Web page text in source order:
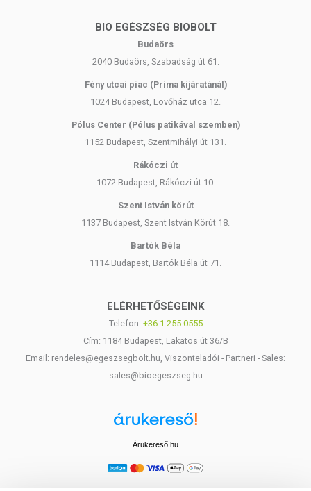
BIO EGÉSZSÉG BIOBOLT
Budaörs
2040 Budaörs, Szabadság út 61.
Fény utcai piac (Príma kijáratánál)
1024 Budapest, Lövőház utca 12.
Pólus Center (Pólus patikával szemben)
1152 Budapest, Szentmihályi út 131.
Rákóczi út
1072 Budapest, Rákóczi út 10.
Szent István körút
1137 Budapest, Szent István Körút 18.
Bartók Béla
1114 Budapest, Bartók Béla út 71.
ELÉRHETŐSÉGEINK
Telefon: +36-1-255-0555
Cím: 1184 Budapest, Lakatos út 36/B
Email: rendeles@egeszsegbolt.hu, Viszonteladói - Partneri - Sales:
sales@bioegeszseg.hu
Árukereső.hu